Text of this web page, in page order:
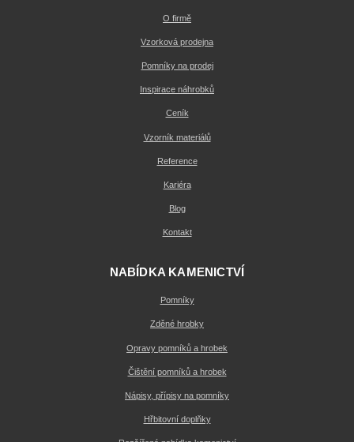
O firmě
Vzorková prodejna
Pomníky na prodej
Inspirace náhrobků
Ceník
Vzorník materiálů
Reference
Kariéra
Blog
Kontakt
NABÍDKA KAMENICTVÍ
Pomníky
Zděné hrobky
Opravy pomníků a hrobek
Čištění pomníků a hrobek
Nápisy, přípisy na pomníky
Hřbitovní doplňky